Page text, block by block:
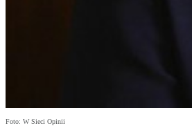
Foto: W Sieci Opinii